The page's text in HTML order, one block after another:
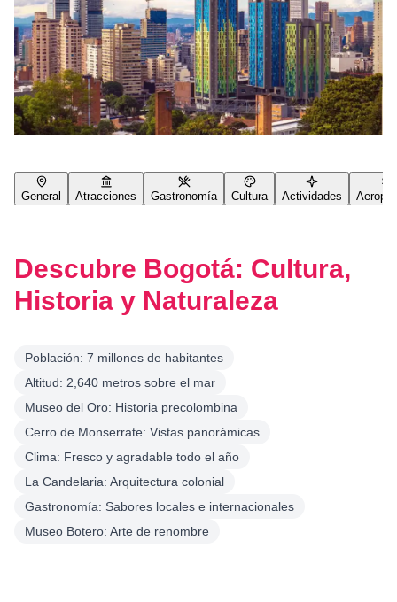
General Atracciones Gastronomía Cultura Actividades
Descubre Bogotá: Cultura,
Historia y Naturaleza
Población: 7 millones de habitantes
Altitud: 2,640 metros sobre el mar
Museo del Oro: Historia precolombina
Cerro de Monserrate: Vistas panorámicas
Clima: Fresco y agradable todo el año
La Candelaria: Arquitectura colonial
Gastronomía: Sabores locales e internacionales
Museo Botero: Arte de renombre